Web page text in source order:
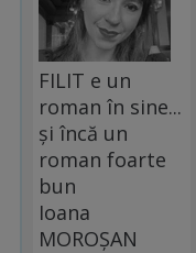
FILIT e un
roman în sine...
și încă un
roman foarte
bun
Ioana
MOROȘAN